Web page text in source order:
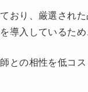
おり、厳選された
導入しているた
との相性を低コ